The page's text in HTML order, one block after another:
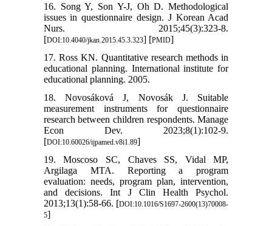
16. Song Y, Son Y-J, Oh D. Methodological
issues in questionnaire design. J Korean Acad
Nurs. 2015;45(3):323-8.
[DOI:10.4040/jkan.2015.45.3.323] [PMID]
17. Ross KN. Quantitative research methods in
educational planning. International institute for
educational planning. 2005.
18. Novosáková J, Novosák J. Suitable
measurement instruments for questionnaire
research between children respondents. Manage
Econ Dev. 2023;8(1):102-9.
[DOI:10.60026/ijpamed.v8i1.89]
19. Moscoso SC, Chaves SS, Vidal MP,
Argilaga MTA. Reporting a program
evaluation: needs, program plan, intervention,
and decisions. Int J Clin Health Psychol.
2013;13(1):58-66. [DOI:10.1016/S1697-2600(13)70008-
5]